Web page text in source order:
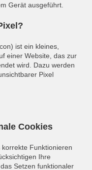
Gerät ausgeführt.
ist ein kleines,
einer Website, das zur
wird. Dazu werden
Pixel
Cookies
Funktionieren
Ihre
Setzen funktionaler